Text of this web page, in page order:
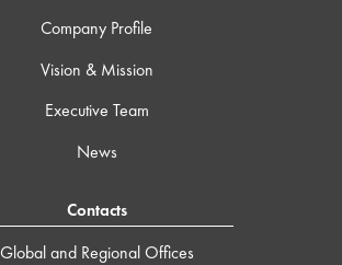
Company Profile
Vision & Mission
Executive Team
News
Contacts
Global and Regional Offices